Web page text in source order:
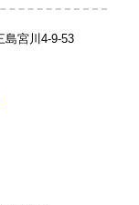
島宮川4-9-53